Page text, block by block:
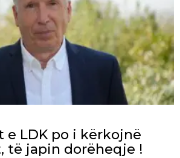
e LDK po i kërkojnë
të japin dorëheqje !